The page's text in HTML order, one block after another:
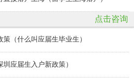
点击咨询
（什么叫应届生毕业生）
应届生入户新政策）